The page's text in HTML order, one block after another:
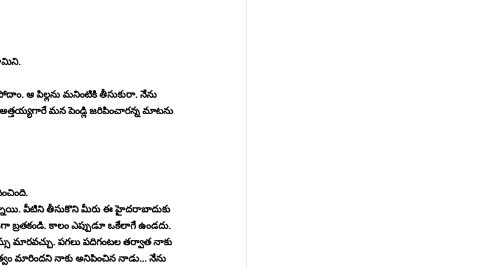
ఆ పిల్లను మనింటికి తీసుకురా. నేను
అత్తయ్యగారే మన పెండ్లి జరిపించారన్న మాటను
వీటిని తీసుకొని మీరు ఈ హైదరాబాదుకు
కాలం ఎప్పుడూ ఒకేలాగే ఉండదు.
పగలు పదిగంటల తర్వాత నాకు
మారిందని నాకు అనిపించిన నాడు... నేను